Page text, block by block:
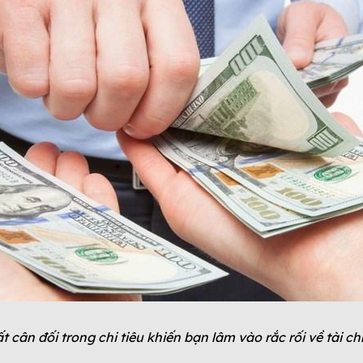
cân đối trong chi tiêu khiến bạn lâm vào rắc rối về tài